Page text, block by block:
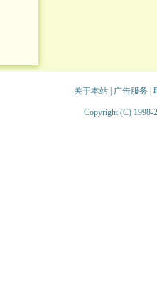
关于本站| 广告服务
Copyright (C) 1998-